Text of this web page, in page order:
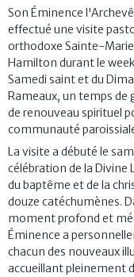
Son Éminence
effectué une visite
orthodoxe Sainte-
Hamilton durant le
Samedi saint et du
Rameaux, un temps de
de renouveau spirituel
communauté
La visite a débuté le
célébration de la Divine
du baptême et de la
douze catéchumènes.
moment profond et
Éminence a
chacun des nouveaux
accueillant pleinement